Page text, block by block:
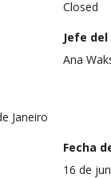
Closed
Jefe
Ana
Janeiro
Fecha
16 de